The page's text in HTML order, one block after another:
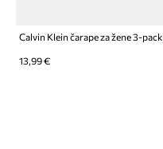
Calvin Klein čarape za žene 3-pack
13,99 €